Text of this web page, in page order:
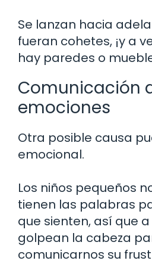
Se lanzan hacia
fueran cohetes, ¡y a
hay paredes o
Comunicación
emociones
Otra posible causa
emocional.
Los niños pequeños
tienen las palabras
que sienten, así que
golpean la cabeza
comunicarnos su